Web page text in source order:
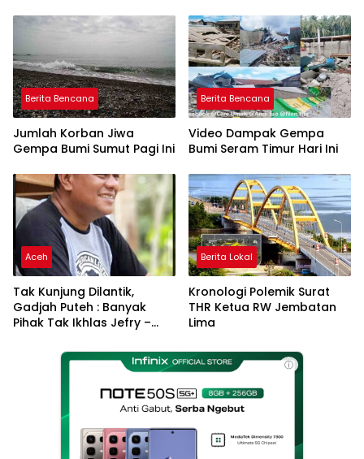
DAS
Berita Bencana
Jumlah Korban Jiwa
Gempa Bumi Sumut Pagi Ini
Berita Bencana
Video Dampak Gempa
Bumi Seram Timur Hari Ini
Aceh
Tak Kunjung Dilantik,
Gadjah Puteh : Banyak
Pihak Tak Ikhlas Jefry –
Berita Lokal
Kronologi Polemik Surat
THR Ketua RW Jembatan
Lima
ⓘ